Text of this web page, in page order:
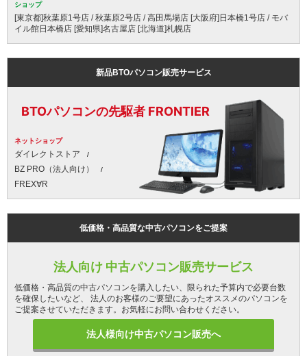
ショップ
[東京都]秋葉原1号店 / 秋葉原2号店 / 高田馬場店 [大阪府]日本橋1号店 / モバ
イル館日本橋店 [愛知県]名古屋店 [北海道]札幌店
新品BTOパソコン販売サービス
BTOパソコンの先駆者 FRONTIER
ネットショップ
ダイレクトストア
BZ PRO（法人向け）
FREX∀R
低価格・高品質な中古パソコンをご提案
法人向け 中古パソコン販売サービス
低価格・高品質の中古パソコンを購入したい、限られた予算内で必要台数
を確保したいなど、 法人のお客様のご要望にあったオススメのパソコンを
ご提案させていただきます。お気軽にお問い合わせください。
法人様向け中古パソコン販売へ